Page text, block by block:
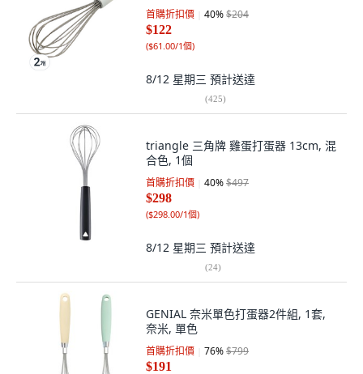
首購折扣價 40%$204
$122
($61.00/1個)
8/12 星期三 預計送達
(425)
triangle 三角牌 雞蛋打蛋器 13cm, 混
合色, 1個
首購折扣價 40%$497
$298
($298.00/1個)
8/12 星期三 預計送達
(24)
GENIAL 奈米單色打蛋器2件組, 1套,
奈米, 單色
首購折扣價 76%$799
$191